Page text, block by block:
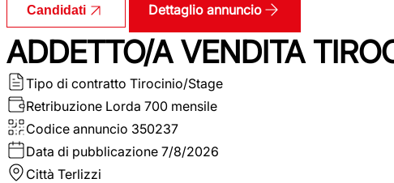
Candidati Dettaglio annuncio
ADDETTO/A VENDITA
Tipo di contratto Tirocinio/Stage
Retribuzione Lorda 700 mensile
Codice annuncio 350237
Data di pubblicazione 7/8/2026
Città Terlizzi